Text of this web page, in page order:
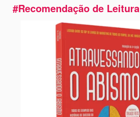
#Recomendação de Leitura